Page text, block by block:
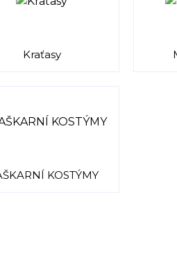
Kraťasy
KOSTÝMY